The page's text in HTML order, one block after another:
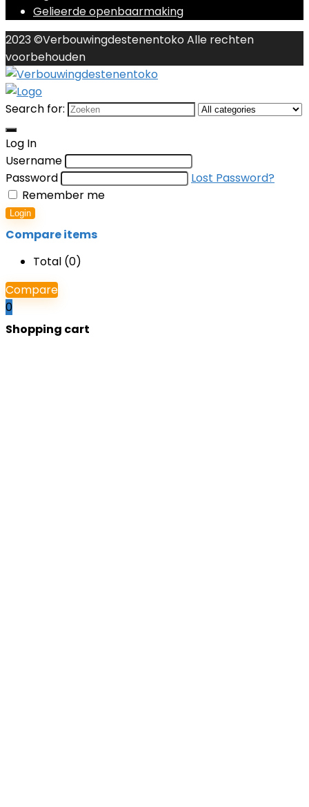
Gelieerde openbaarmaking
2023 ©Verbouwingdestenentoko Alle rechten
voorbehouden
Search for:
Log In
Username
Password
Lost Password?
Remember me
Login
Compare items
Total (0)
Compare
0
Shopping cart